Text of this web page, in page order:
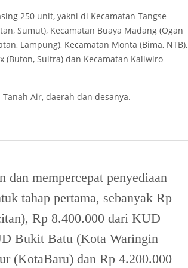
250 unit, yakni di Kecamatan Tangse
Sumut), Kecamatan Buaya Madang (Ogan
Lampung), Kecamatan Monta (Bima, NTB),
(Buton, Sultra) dan Kecamatan Kaliwiro
Air, daerah dan desanya.
dan mempercepat penyediaan
tahap pertama, sebanyak Rp
Rp 8.400.000 dari KUD
Bukit Batu (Kota Waringin
(KotaBaru) dan Rp 4.200.000